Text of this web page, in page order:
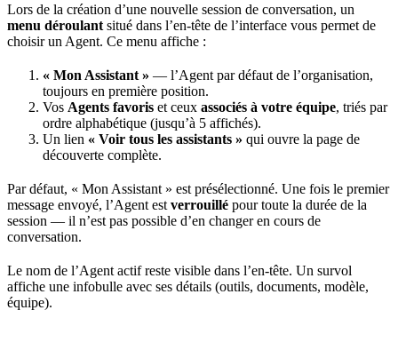
Lors de la création d’une nouvelle session de conversation, un
menu déroulant situé dans l’en-tête de l’interface vous permet de
choisir un Agent. Ce menu affiche :
« Mon Assistant » — l’Agent par défaut de l’organisation,
toujours en première position.
Vos Agents favoris et ceux associés à votre équipe, triés par
ordre alphabétique (jusqu’à 5 affichés).
Un lien « Voir tous les assistants » qui ouvre la page de
découverte complète.
Par défaut, « Mon Assistant » est présélectionné. Une fois le premier
message envoyé, l’Agent est verrouillé pour toute la durée de la
session — il n’est pas possible d’en changer en cours de
conversation.
Le nom de l’Agent actif reste visible dans l’en-tête. Un survol
affiche une infobulle avec ses détails (outils, documents, modèle,
équipe).